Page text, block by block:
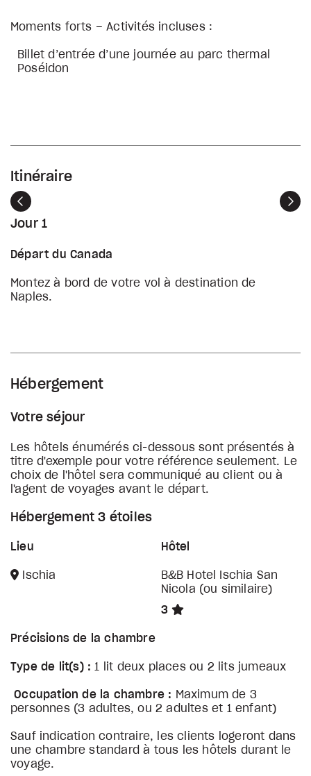
Moments forts – Activités incluses :
Billet d’entrée d’une journée au parc thermal
Poséidon
Itinéraire
Précédent
Jour 1
Départ du Canada
Montez à bord de votre vol à destination de
Naples.
Hébergement
Votre séjour
Les hôtels énumérés ci-dessous sont présentés à
titre d'exemple pour votre référence seulement. Le
choix de l'hôtel sera communiqué au client ou à
l'agent de voyages avant le départ.
Hébergement 3 étoiles
Lieu Hôtel
Ischia
B&B Hotel Ischia San
Nicola (ou similaire)
3
Précisions de la chambre
Type de lit(s) : 1 lit deux places ou 2 lits jumeaux
Occupation de la chambre : Maximum de 3
personnes (3 adultes, ou 2 adultes et 1 enfant)
Sauf indication contraire, les clients logeront dans
une chambre standard à tous les hôtels durant le
voyage.